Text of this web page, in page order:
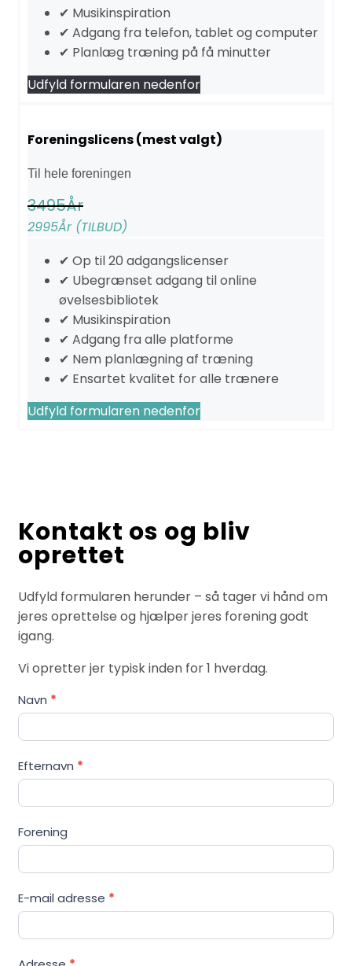
✔ Musikinspiration
✔ Adgang fra telefon, tablet og computer
✔ Planlæg træning på få minutter
Udfyld formularen nedenfor
Foreningslicens (mest valgt)
Til hele foreningen
3495År
2995År (TILBUD)
✔ Op til 20 adgangslicenser
✔ Ubegrænset adgang til online
øvelsesbibliotek
✔ Musikinspiration
✔ Adgang fra alle platforme
✔ Nem planlægning af træning
✔ Ensartet kvalitet for alle trænere
Udfyld formularen nedenfor
Kontakt os og bliv
oprettet
Udfyld formularen herunder – så tager vi hånd om
jeres oprettelse og hjælper jeres forening godt
igang.
Vi opretter jer typisk inden for 1 hverdag.
Køb
adgang
Navn *
Efternavn *
Forening
E-mail adresse *